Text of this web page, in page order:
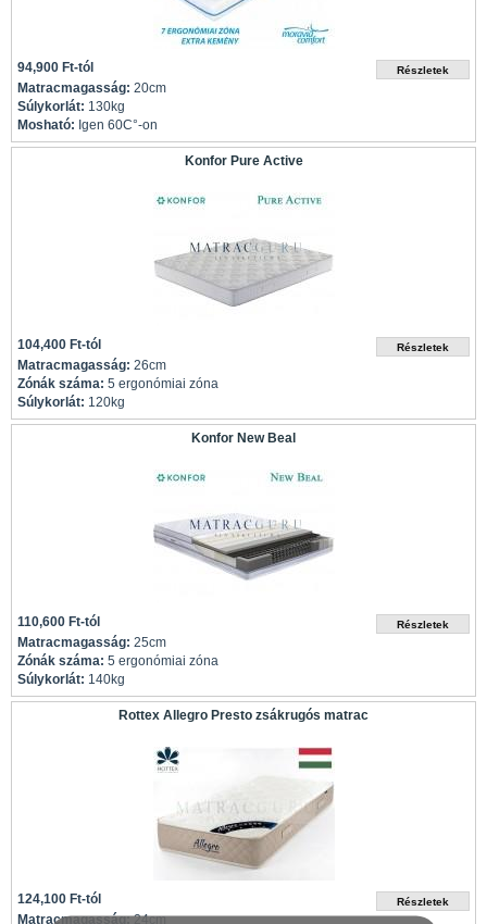
94,900 Ft-tól
Matracmagasság: 20cm
Súlykorlát: 130kg
Mosható: Igen 60C°-on
Konfor Pure Active
104,400 Ft-tól
Matracmagasság: 26cm
Zónák száma: 5 ergonómiai zóna
Súlykorlát: 120kg
Konfor New Beal
110,600 Ft-tól
Matracmagasság: 25cm
Zónák száma: 5 ergonómiai zóna
Súlykorlát: 140kg
Rottex Allegro Presto zsákrugós matrac
124,100 Ft-tól
Matracmagasság: 24cm